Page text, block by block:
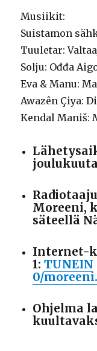
Musiikit:
Suistamon
Tuuletar:
Solju: Ođđa
Eva & Manu:
Awazên Çiya:
Kendal Maniš:
joulukuuta
Moreeni,
säteellä
Internet-
1:TUNEIN
0/
Ohjelma